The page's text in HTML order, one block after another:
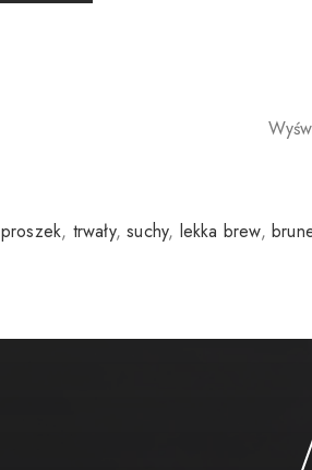
proszek, trwały,suchy, lekka brew,